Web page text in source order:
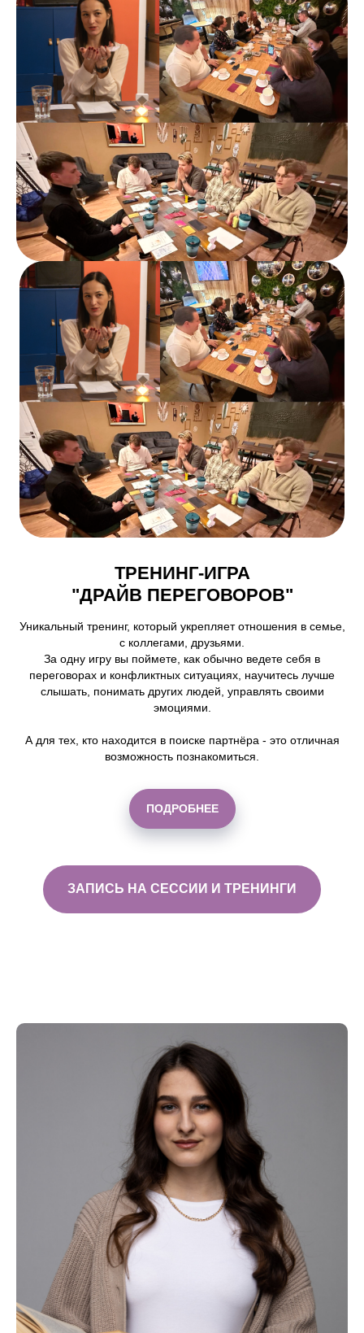
ТРЕНИНГ-ИГРА
"ДРАЙВ ПЕРЕГОВОРОВ"
Уникальный тренинг, который укрепляет отношения в семье,
с коллегами, друзьями.
За одну игру вы поймете, как обычно ведете себя в
переговорах и конфликтных ситуациях, научитесь лучше
слышать, понимать других людей, управлять своими
эмоциями.
А для тех, кто находится в поиске партнёра - это отличная
возможность познакомиться.
ПОДРОБНЕЕ
ЗАПИСЬ НА СЕССИИ И ТРЕНИНГИ